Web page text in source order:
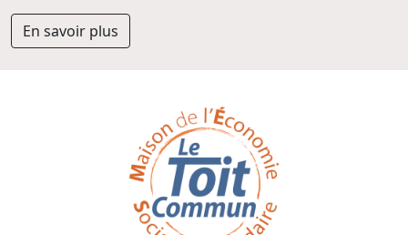
En savoir plus